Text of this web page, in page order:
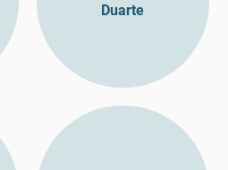
Duarte